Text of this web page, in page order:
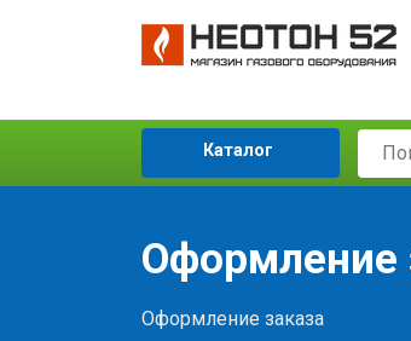
Каталог
Оформление
Оформление заказа